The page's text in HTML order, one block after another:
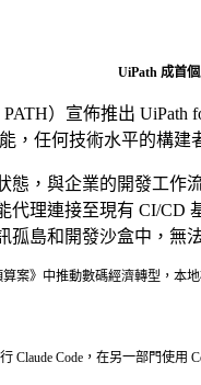
UiPath 成首
）宣佈推出 UiPath
，任何技術水平的構
，與企業的開發工
理連接至現有 CI/
島和開發沙盒中，無
案》中推動數碼經濟轉型，
Code，在另一部門使